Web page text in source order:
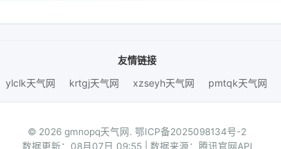
友情链接
ylclk天气网 krtgj天气网 xzseyh天气网 pmtqk天气网
© 2026 gmnopq天气网. 鄂ICP备2025098134号-2
数据更新：08月07日 09:55 | 数据来源：腾讯官网API